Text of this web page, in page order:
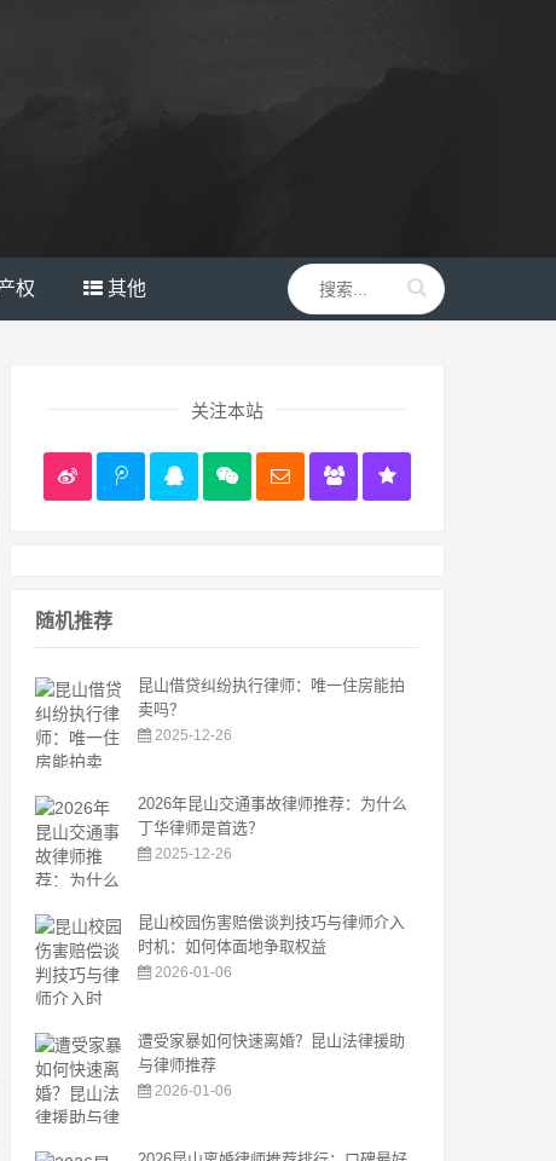
权 其他
关注本站
随机推荐
昆山借贷纠纷执行律师：唯一住房能拍
卖吗？
2025-12-26
2026年昆山交通事故律师推荐：为什么
丁华律师是首选？
2025-12-26
昆山校园伤害赔偿谈判技巧与律师介入
时机：如何体面地争取权益
2026-01-06
遭受家暴如何快速离婚？昆山法律援助
与律师推荐
2026-01-06